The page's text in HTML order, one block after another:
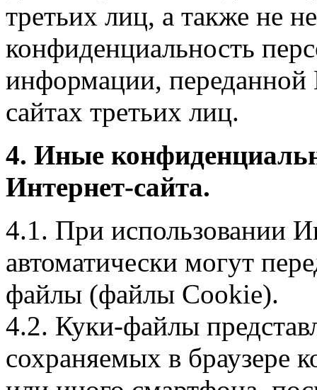
третьих лиц, а также не
конфиденциальность
информации, переданной
сайтах третьих лиц.
4. Иные
Интернет-сайта.
4.1. При использовании
автоматически могут
файлы (файлы Cookie).
4.2. Куки-файлы
сохраняемых в браузере